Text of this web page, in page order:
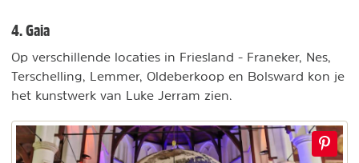
4. Gaia
Op verschillende locaties in Friesland - Franeker, Nes,
Terschelling, Lemmer, Oldeberkoop en Bolsward kon je
het kunstwerk van Luke Jerram zien.